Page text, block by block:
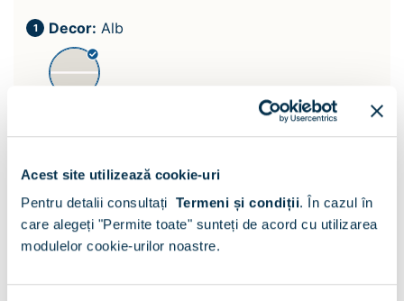
Acest site utilizează cookie-uri
Pentru detalii consultați Termeni și condiții. În cazul în
care alegeți "Permite toate" sunteți de acord cu utilizarea
modulelor cookie-urilor noastre.
Decor: Alb
Adancime:
42
Inaltime: